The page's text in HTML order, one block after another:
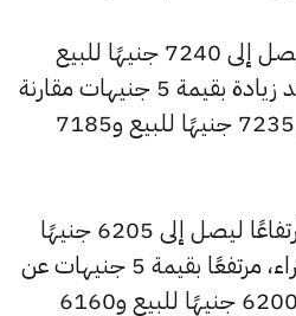
كما ارتفع سعر عيار 21 ليصل إلى 7240 جنيهًا للبيع
و7190 جنيهًا للشراء، بعد زيادة بقيمة 5 جنيهات مقارنة
بالسعر السابق الذي بلغ 7235 جنيهًا للبيع و7185
كما سجل سعر عيار 18 ارتفاعًا ليصل إلى 6205 جنيهًا
للبيع و6165 جنيهًا للشراء، مرتفعًا بقيمة 5 جنيهات عن
السعر السابق الذي كان 6200 جنيهًا للبيع و6160